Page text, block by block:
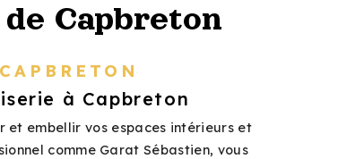
Capbreton
à Capbreton
et embellir vos espaces intérieurs et
comme Garat Sébastien, vous